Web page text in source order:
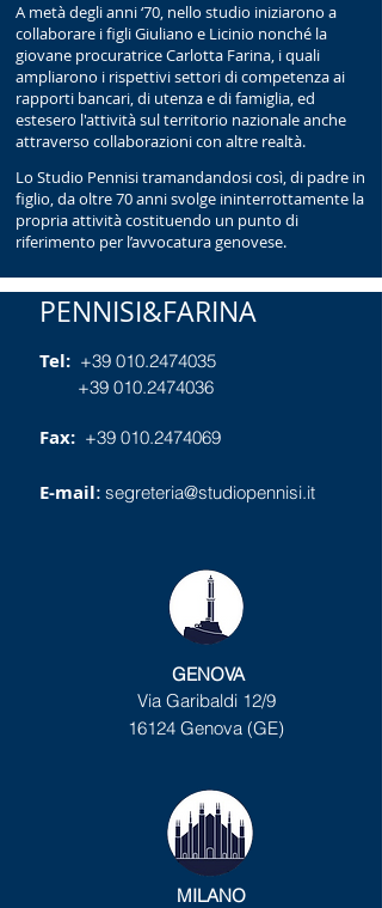
A metà degli anni ‘70, nello studio iniziarono a
collaborare i figli Giuliano e Licinio nonché la
giovane procuratrice Carlotta Farina, i quali
ampliarono i rispettivi settori di competenza ai
rapporti bancari, di utenza e di famiglia, ed
estesero l'attività sul territorio nazionale anche
attraverso collaborazioni con altre realtà.
Lo Studio Pennisi tramandandosi così, di padre in
figlio, da oltre 70 anni svolge ininterrottamente la
propria attività costituendo un punto di
riferimento per l’avvocatura genovese.
PENNISI&FARINA
Tel: +39 010.2474035
+39 010.2474036
Fax: +39 010.2474069
E-mail: segreteria@studiopennisi.it
GENOVA
Via Garibaldi 12/9
16124 Genova (GE)
MILANO